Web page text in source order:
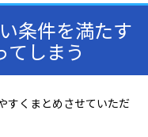
条件を満たす
てしまう
すくまとめさせていただ